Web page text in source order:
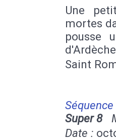
Une
mortes
pousse
Saint
Super 8
Date :